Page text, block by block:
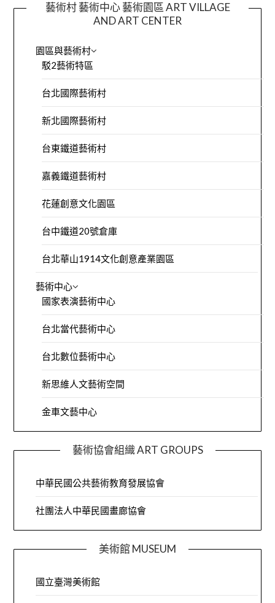
藝術村 藝術中心 藝術園區 ART VILLAGE
AND ART CENTER
園區與藝術村
駁2藝術特區
台北國際藝術村
新北國際藝術村
台東鐵道藝術村
嘉義鐵道藝術村
花蓮創意文化園區
台中鐵道20號倉庫
台北華山1914文化創意產業園區
藝術中心
國家表演藝術中心
台北當代藝術中心
台北數位藝術中心
新思維人文藝術空間
金車文藝中心
藝術協會組織 ART GROUPS
中華民國公共藝術教育發展協會
社團法人中華民國畫廊協會
美術館 MUSEUM
國立臺灣美術館